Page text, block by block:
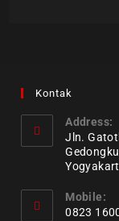
Kontak
Address:
Jln.
Mobile:
0823